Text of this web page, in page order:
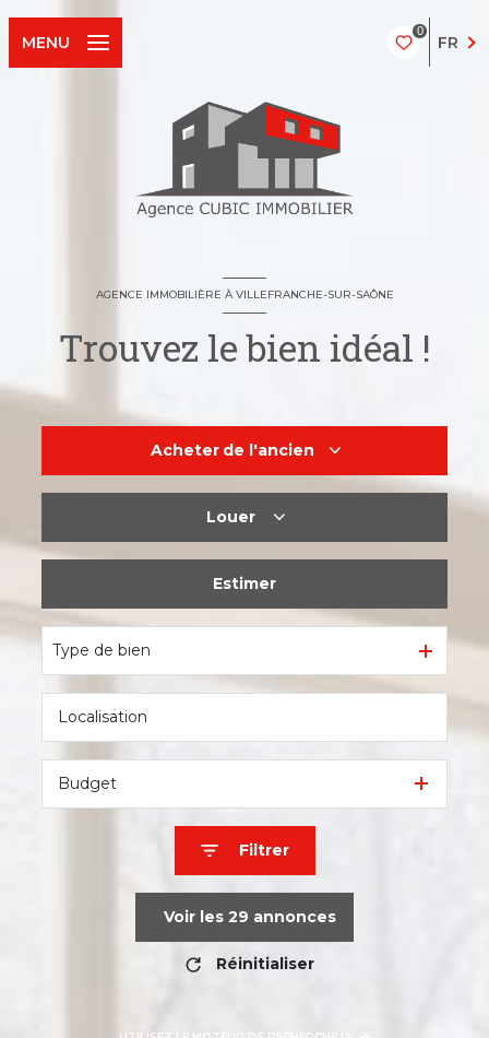
0
FR
MENU
AGENCE IMMOBILIÈRE À VILLEFRANCHE-SUR-SAÔNE
Trouvez le bien idéal !
Acheter de l'ancien
Louer
Estimer
Type de bien
Budget
Filtrer
Voir les 29 annonces
Réinitialiser